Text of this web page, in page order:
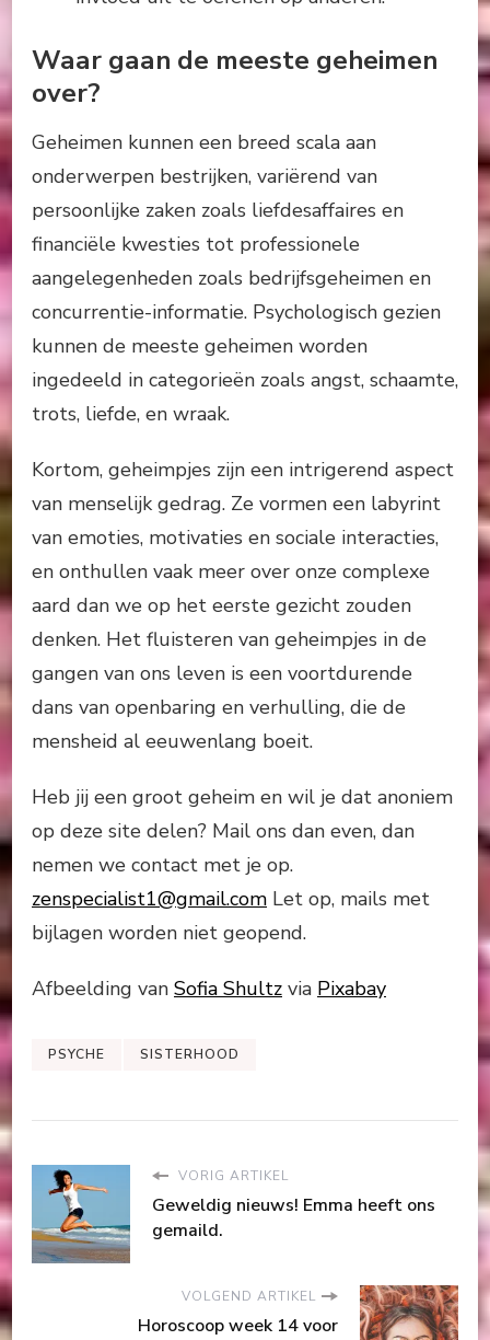
Waar gaan de meeste geheimen
over?
Geheimen kunnen een breed scala aan
onderwerpen bestrijken, variërend van
persoonlijke zaken zoals liefdesaffaires en
financiële kwesties tot professionele
aangelegenheden zoals bedrijfsgeheimen en
concurrentie-informatie. Psychologisch gezien
kunnen de meeste geheimen worden
ingedeeld in categorieën zoals angst, schaamte,
trots, liefde, en wraak.
Kortom, geheimpjes zijn een intrigerend aspect
van menselijk gedrag. Ze vormen een labyrint
van emoties, motivaties en sociale interacties,
en onthullen vaak meer over onze complexe
aard dan we op het eerste gezicht zouden
denken. Het fluisteren van geheimpjes in de
gangen van ons leven is een voortdurende
dans van openbaring en verhulling, die de
mensheid al eeuwenlang boeit.
Heb jij een groot geheim en wil je dat anoniem
op deze site delen? Mail ons dan even, dan
nemen we contact met je op.
zenspecialist1@gmail.com Let op, mails met
bijlagen worden niet geopend.
Afbeelding van Sofia Shultz via Pixabay
PSYCHE SISTERHOOD
VORIG ARTIKEL
Geweldig nieuws! Emma heeft ons
gemaild.
VOLGEND ARTIKEL
Horoscoop week 14 voor